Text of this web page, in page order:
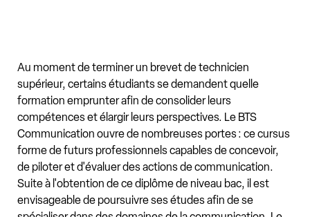
Au moment de terminer un brevet de technicien
supérieur, certains étudiants se demandent quelle
formation emprunter afin de consolider leurs
compétences et élargir leurs perspectives. Le BTS
Communication ouvre de nombreuses portes : ce cursus
forme de futurs professionnels capables de concevoir,
de piloter et d'évaluer des actions de communication.
Suite à l'obtention de ce diplôme de niveau bac, il est
envisageable de poursuivre ses études afin de se